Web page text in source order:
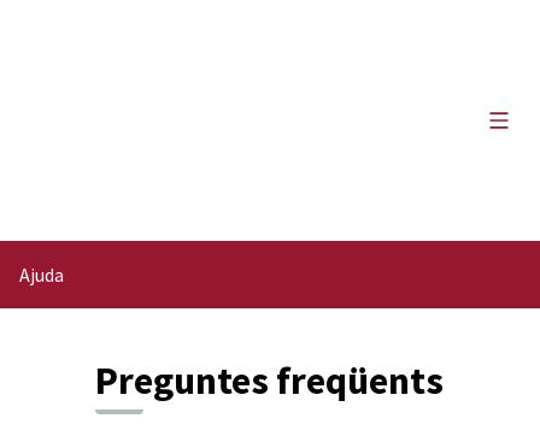
Ajuda
Preguntes freqüents